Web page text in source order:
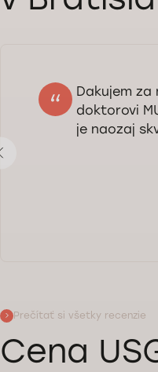
Dakujem
doktorovi
je naozaj
Prečítať si všetky recenzie
Cena